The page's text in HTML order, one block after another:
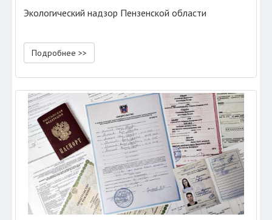
Экологический надзор Пензенской области
Подробнее >>